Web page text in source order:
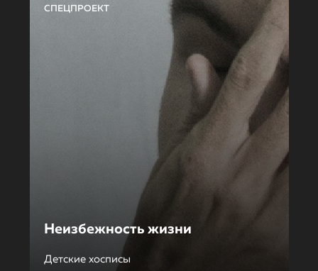
СПЕЦПРОЕКТ
Неизбежность жизни
Детские хосписы